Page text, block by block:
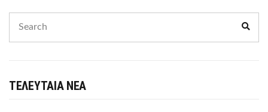
for:
ΤΕΛΕΥΤΑΙΑ ΝΕΑ